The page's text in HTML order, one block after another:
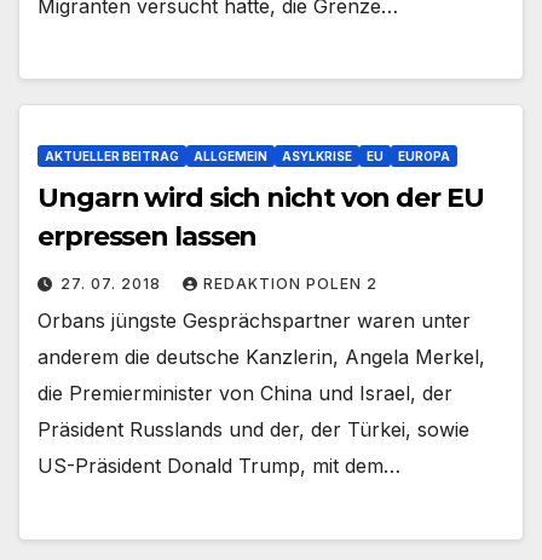
Migranten versucht hatte, die Grenze…
AKTUELLER BEITRAG ALLGEMEIN ASYLKRISE EU EUROPA
Ungarn wird sich nicht von der EU
erpressen lassen
27. 07. 2018 REDAKTION POLEN 2
Orbans jüngste Gesprächspartner waren unter
anderem die deutsche Kanzlerin, Angela Merkel,
die Premierminister von China und Israel, der
Präsident Russlands und der, der Türkei, sowie
US-Präsident Donald Trump, mit dem…